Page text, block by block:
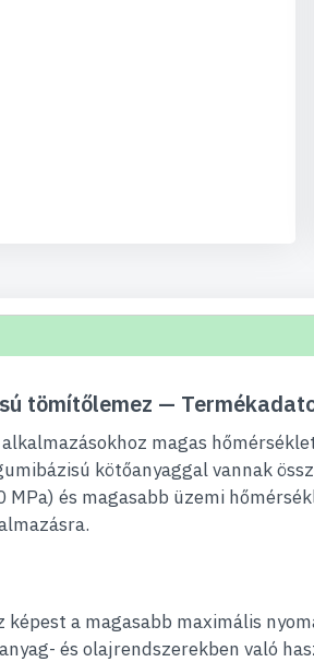
tömítőlemez —
magas
kötőanyaggal vannak
és magasabb üzemi
a magasabb maximális
és olajrendszerekben való